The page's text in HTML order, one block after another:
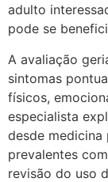
adulto
pode se
A avaliação
sintomas
físicos,
especialista
desde
prevalentes
revisão do uso